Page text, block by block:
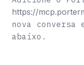
https://
nova conversa
abaixo.